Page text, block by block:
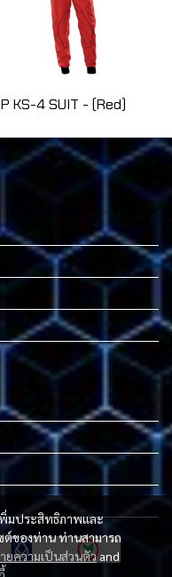
KS-4 SUIT - (Red)
พิ่มประสิทธิภาพและ
ต์ของท่าน ท่านสามารถ
ยความเป็นส่วนตัว and